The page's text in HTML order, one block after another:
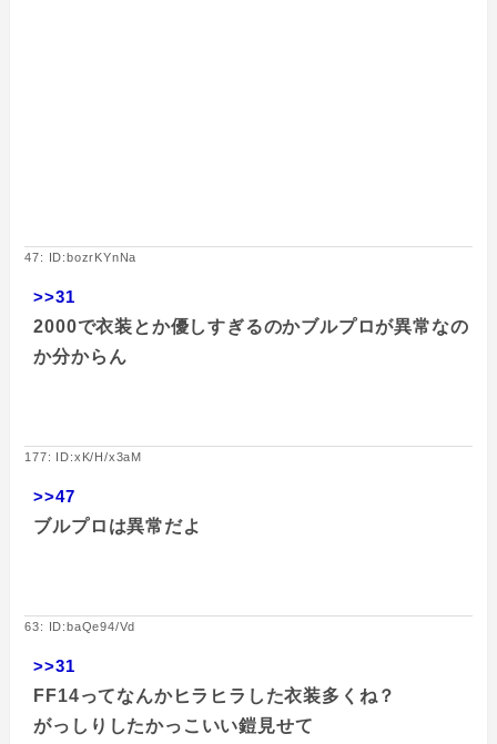
47: ID:bozrKYnNa
>>31
2000で衣装とか優しすぎるのかブルプロが異常なの
か分からん
177: ID:xK/H/x3aM
>>47
ブルプロは異常だよ
63: ID:baQe94/Vd
>>31
FF14ってなんかヒラヒラした衣装多くね？
がっしりしたかっこいい鎧見せて